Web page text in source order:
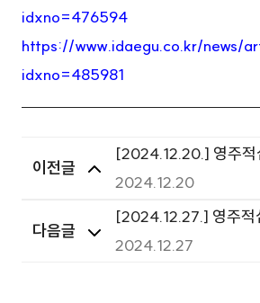
idxno=476594
https://www.idaegu.co.kr/news/
idxno=485981
이전글
[2024.12.20.] 영주적
약시설 대상 감염 및 환
강화 교육 실시
2024.12.20
다음글
[2024.12.27.] 영주적
합병원 구조전환시범
2024.12.27